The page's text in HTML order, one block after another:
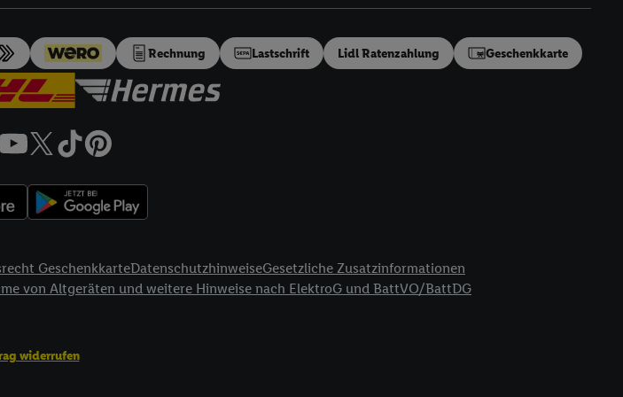
Rechnung Lastschrift Lidl Ratenzahlung Geschenkkarte
GeschenkkarteDatenschutzhinweiseGesetzliche Zusatzinformationen
von Altgeräten und weitere Hinweise nach ElektroG und BattVO/BattDG
widerrufen
Utiq („consenthub“)oder über „Anpassen“/„Nutzung der
Sie in denDatenschutzbestimmungen von Utiq.
notwendiger Techniken zulassen. Durch einen Klick auf
vorgenannten Zwecken unter Einbindung sämtlicher
Sie in unserenDatenschutzbestimmungen
oder Partner zulassen; das gilt auch für die
von Betrug und Fehlerbehebung, Bereitstellung und
Geräten anhand automatisch übermittelter Informationen,
Nutzung der Telekommunikations-basierten Utiq-
und Verbesserung der Angebote. Analyse von